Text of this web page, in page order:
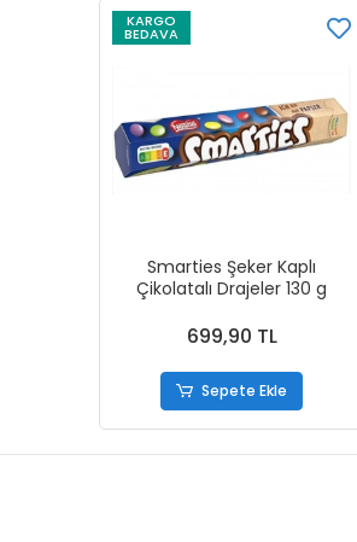
KARGO
BEDAVA
Smarties Şeker Kaplı
Çikolatalı Drajeler 130 g
699,90 TL
Sepete Ekle